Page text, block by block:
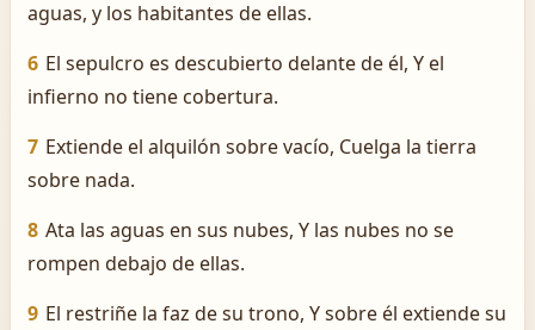
aguas, y los habitantes de ellas.
6 El sepulcro es descubierto delante de él, Y el
infierno no tiene cobertura.
7 Extiende el alquilón sobre vacío, Cuelga la tierra
sobre nada.
8 Ata las aguas en sus nubes, Y las nubes no se
rompen debajo de ellas.
9 El restriñe la faz de su trono, Y sobre él extiende su